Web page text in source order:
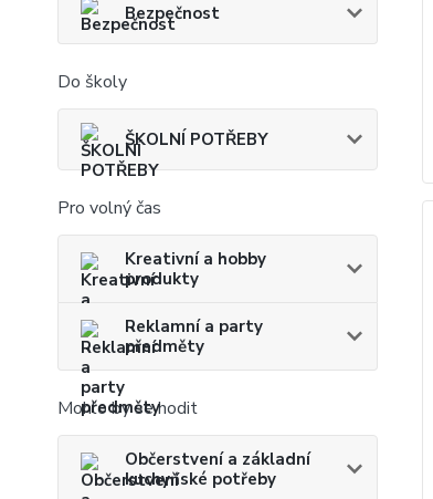
Bezpečnost
Do školy
ŠKOLNÍ POTŘEBY
Pro volný čas
Kreativní a hobby
produkty
Reklamní a party
předměty
Mohlo by se hodit
Občerstvení a základní
kuchyňské potřeby